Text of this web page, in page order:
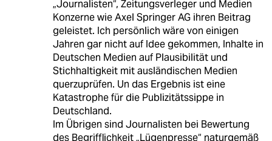
„Journalisten“, Zeitungsverleger und Medien
Konzerne wie Axel Springer AG ihren Beitrag
geleistet. Ich persönlich wäre von einigen
Jahren gar nicht auf Idee gekommen, Inhalte in
Deutschen Medien auf Plausibilität und
Stichhaltigkeit mit ausländischen Medien
querzuprüfen. Un das Ergebnis ist eine
Katastrophe für die Publizitätssippe in
Deutschland.
Im Übrigen sind Journalisten bei Bewertung
des Begrifflichkeit „Lügenpresse“ naturgemäß